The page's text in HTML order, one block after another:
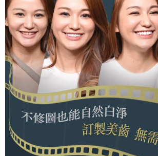
牙手術所需的設備、材料與技術。
植牙價格ptt網友還想發
全口植牙要多少錢？
全口植牙的費用因個案、所需植牙數量
際費用取決於所選擇的植牙材料、手
驗與技術等因素。
便宜植牙費用靠譜嗎？